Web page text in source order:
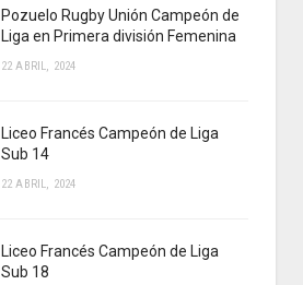
Pozuelo Rugby Unión Campeón de
Liga en Primera división Femenina
22 ABRIL, 2024
Liceo Francés Campeón de Liga
Sub 14
22 ABRIL, 2024
Liceo Francés Campeón de Liga
Sub 18